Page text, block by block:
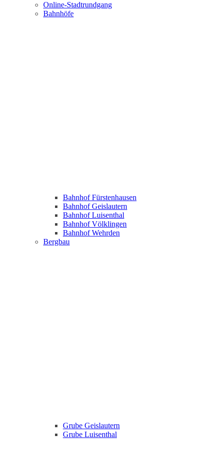
Online-Stadtrundgang
Bahnhöfe
Bahnhof Fürstenhausen
Bahnhof Geislautern
Bahnhof Luisenthal
Bahnhof Völklingen
Bahnhof Wehrden
Bergbau
Grube Geislautern
Grube Luisenthal